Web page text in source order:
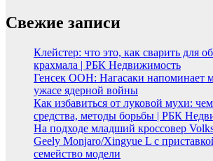
Свежие записи
Клейстер: что это, как сварить для
крахмала | РБК Недвижимость
Генсек ООН: Нагасаки напоминает
ужасе ядерной войны
Как избавиться от луковой мухи:
средства, методы борьбы | РБК
На подходе младший кроссовер
Geely Monjaro/Xingyue L с
семейство модели